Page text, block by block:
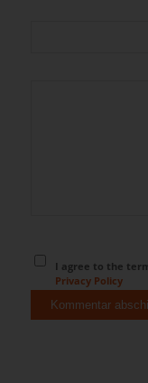
I agree to the
Privacy Policy